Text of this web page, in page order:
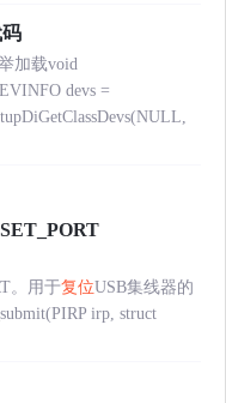
加载void
devs =
。用于复位USB集线器的
irp, struct